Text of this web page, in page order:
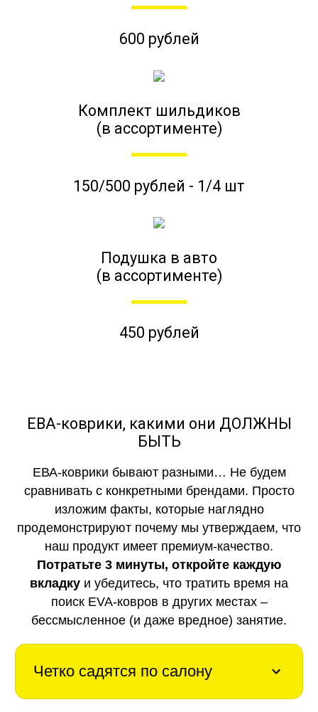
600 рублей
Комплект шильдиков
(в ассортименте)
150/500 рублей - 1/4 шт
Подушка в авто
(в ассортименте)
450 рублей
ЕВА-коврики, какими они ДОЛЖНЫ
БЫТЬ
ЕВА-коврики бывают разными… Не будем
сравнивать с конкретными брендами. Просто
изложим факты, которые наглядно
продемонстрируют почему мы утверждаем, что
наш продукт имеет премиум-качество.
Потратьте 3 минуты, откройте каждую
вкладку и убедитесь, что тратить время на
поиск EVA-ковров в других местах –
бессмысленное (и даже вредное) занятие.
Четко садятся по салону